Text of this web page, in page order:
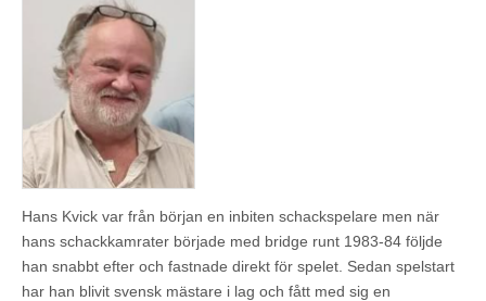
Hans Kvick var från början en inbiten schackspelare men när
hans schackkamrater började med bridge runt 1983-84 följde
han snabbt efter och fastnade direkt för spelet. Sedan spelstart
har han blivit svensk mästare i lag och fått med sig en